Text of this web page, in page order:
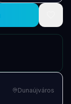
Dunaújváros